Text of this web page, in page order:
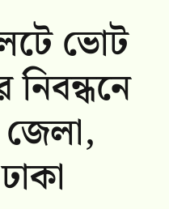
ভোট
নিবন্ধনে
জেলা,